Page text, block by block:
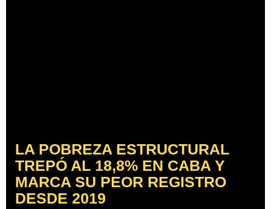
LA POBREZA ESTRUCTURAL
TREPÓ AL 18,8% EN CABA Y
MARCA SU PEOR REGISTRO
DESDE 2019